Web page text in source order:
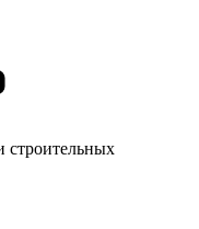
строительных